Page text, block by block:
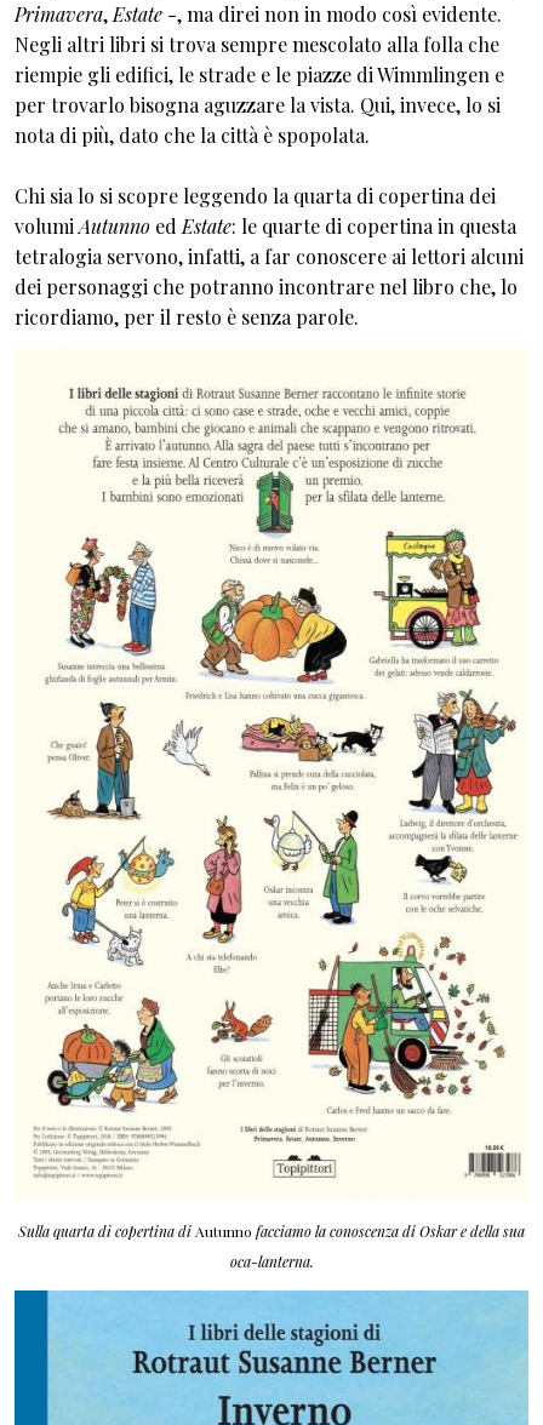
Primavera, Estate -, ma direi non in modo così evidente.
Negli altri libri si trova sempre mescolato alla folla che
riempie gli edifici, le strade e le piazze di Wimmlingen e
per trovarlo bisogna aguzzare la vista. Qui, invece, lo si
nota di più, dato che la città è spopolata.
Chi sia lo si scopre leggendo la quarta di copertina dei
volumi Autunno ed Estate: le quarte di copertina in questa
tetralogia servono, infatti, a far conoscere ai lettori alcuni
dei personaggi che potranno incontrare nel libro che, lo
ricordiamo, per il resto è senza parole.
Sulla quarta di copertina di Autunno facciamo la conoscenza di Oskar e della sua
oca-lanterna.